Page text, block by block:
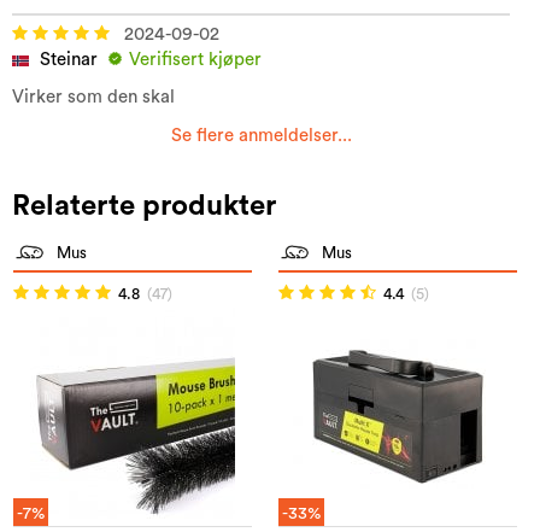
2024-09-02
Steinar
Verifisert kjøper
Virker som den skal
Se flere anmeldelser...
Relaterte produkter
Mus
4.8 (47)
-7%
Mus
4.4 (5)
-33%